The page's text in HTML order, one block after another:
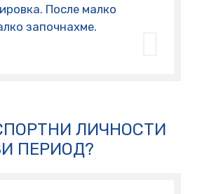
После малко
започнахме.
ЛИЧНОСТИ
ПЕРИОД?